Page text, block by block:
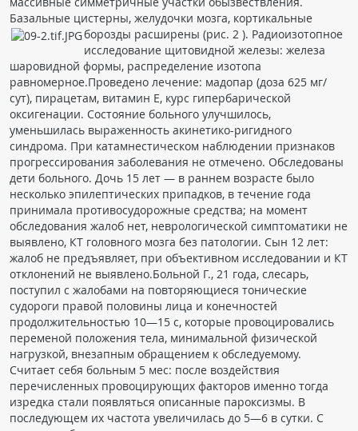
Базальные цистерны, желудочки мозга, кортикальные
борозды расширены (рис. 2 ). Радиоизотопное
исследование щитовидной железы: железа
шаровидной формы, распределение изотопа
равномерное.Проведено лечение: мадопар (доза 625 мг/
сут), пирацетам, витамин Е, курс гипербарической
оксигенации. Состояние больного улучшилось,
уменьшилась выраженность акинетико-ригидного
синдрома. При катамнестическом наблюдении признаков
прогрессирования заболевания не отмечено. Обследованы
дети больного. Дочь 15 лет — в раннем возрасте было
несколько эпилептических припадков, в течение года
принимала противосудорожные средства; на момент
обследования жалоб нет, неврологической симптоматики не
выявлено, КТ головного мозга без патологии. Сын 12 лет:
жалоб не предъявляет, при объективном исследовании и КТ
отклонений не выявлено.Больной Г., 21 года, слесарь,
поступил с жалобами на повторяющиеся тонические
судороги правой половины лица и конечностей
продолжительностью 10—15 с, которые провоцировались
переменой положения тела, минимальной физической
нагрузкой, внезапным обращением к обследуемому.
Считает себя больным 5 мес: после воздействия
перечисленных провоцирующих факторов именно тогда
изредка стали появляться описанные пароксизмы. В
последующем их частота увеличилась до 5—6 в сутки. С